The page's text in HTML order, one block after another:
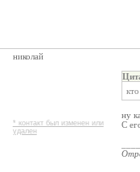
николай
* контакт был изменен или
удален
ну
С